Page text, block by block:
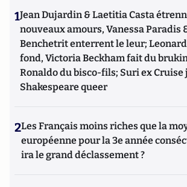
1Jean Dujardin & Laetitia Casta
nouveaux amours, Vanessa Paradis
Benchetrit enterrent le leur;
fond, Victoria Beckham fait du
Ronaldo du bisco-fils; Suri ex Cruise
Shakespeare queer
2Les Français moins riches que la
européenne pour la 3e année
ira le grand déclassement ?